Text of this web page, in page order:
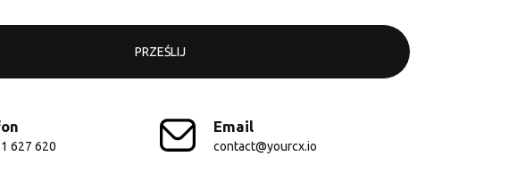
627 620
Email
contact@yourcx.io